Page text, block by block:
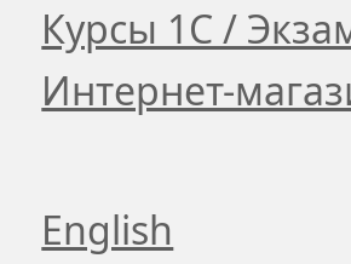
Курсы 1С /
Интернет-
English